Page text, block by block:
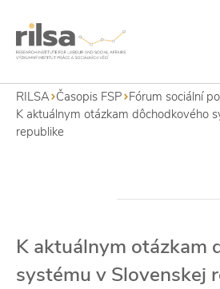
RILSA Časopis FSP Fórum sociální
K aktuálnym otázkam dôchodkového
republike
K aktuálnym otázkam
systému v Slovenskej